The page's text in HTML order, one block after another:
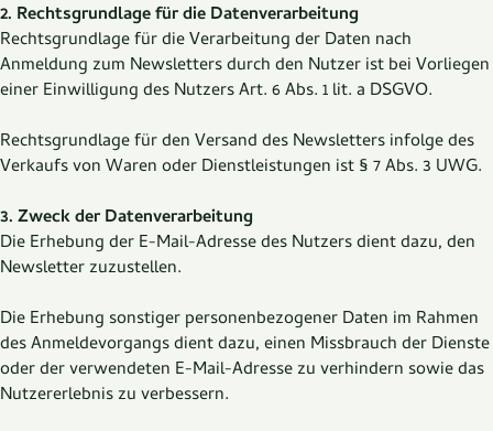
2. Rechtsgrundlage für die Datenverarbeitung
Rechtsgrundlage für die Verarbeitung der Daten nach
Anmeldung zum Newsletters durch den Nutzer ist bei Vorliegen
einer Einwilligung des Nutzers Art. 6 Abs. 1 lit. a DSGVO.
Rechtsgrundlage für den Versand des Newsletters infolge des
Verkaufs von Waren oder Dienstleistungen ist § 7 Abs. 3 UWG.
3. Zweck der Datenverarbeitung
Die Erhebung der E-Mail-Adresse des Nutzers dient dazu, den
Newsletter zuzustellen.
Die Erhebung sonstiger personenbezogener Daten im Rahmen
des Anmeldevorgangs dient dazu, einen Missbrauch der Dienste
oder der verwendeten E-Mail-Adresse zu verhindern sowie das
Nutzererlebnis zu verbessern.